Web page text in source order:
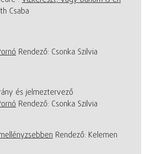
Csaba
Rendező: Csonka Szilvia
és jelmeztervező
Rendező: Csonka Szilvia
Rendező: Kelemen